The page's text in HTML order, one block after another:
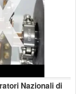
Nazionali di